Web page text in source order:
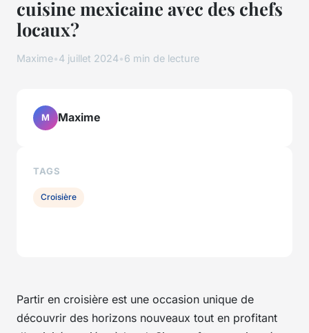
cuisine mexicaine avec des chefs
locaux?
Maxime•4 juillet 2024•6 min de lecture
Partir en croisière est une occasion unique de
découvrir des horizons nouveaux tout en profitant
M Maxime
TAGS
Croisière